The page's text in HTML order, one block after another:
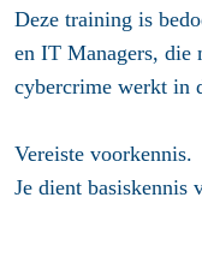
Deze training is
en IT Managers, die
cybercrime werkt in
Vereiste voorkennis.
Je dient basiskennis